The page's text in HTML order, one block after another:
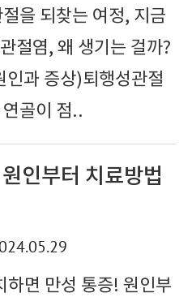
을 되찾는 여정, 지금
절염, 왜 생기는 걸까?
과 증상)퇴행성관절
골이 점..
인부터 치료방법
하면 만성 통증! 원인부